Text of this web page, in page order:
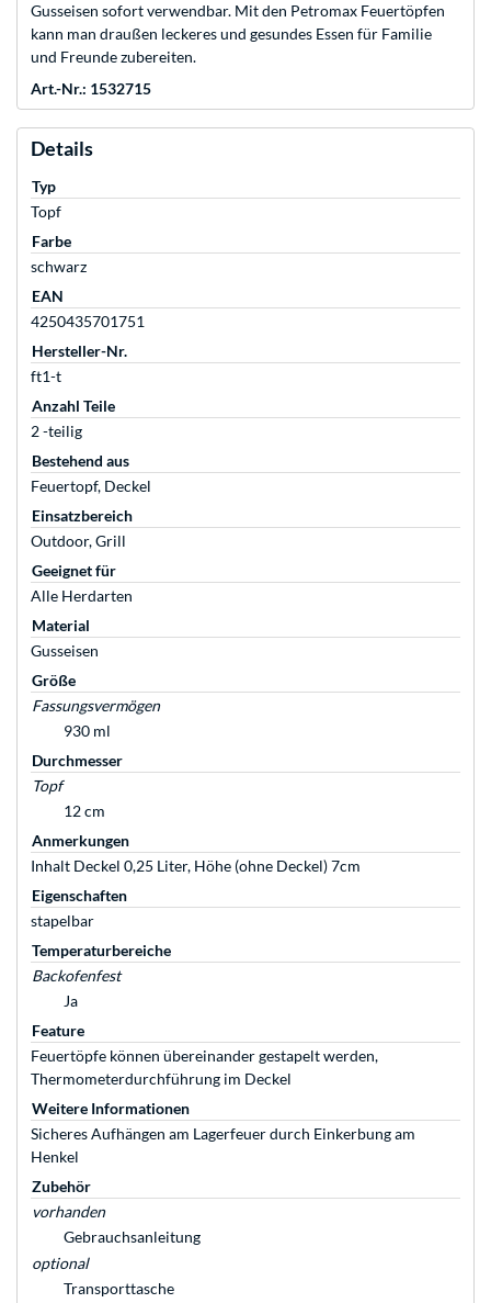
Gusseisen sofort verwendbar. Mit den Petromax Feuertöpfen
kann man draußen leckeres und gesundes Essen für Familie
und Freunde zubereiten.
Art.-Nr.: 1532715
Details
Typ
Topf
Farbe
schwarz
EAN
4250435701751
Hersteller-Nr.
ft1-t
Anzahl Teile
2 -teilig
Bestehend aus
Feuertopf, Deckel
Einsatzbereich
Outdoor, Grill
Geeignet für
Alle Herdarten
Material
Gusseisen
Größe
Fassungsvermögen
930 ml
Durchmesser
Topf
12 cm
Anmerkungen
Inhalt Deckel 0,25 Liter, Höhe (ohne Deckel) 7cm
Eigenschaften
stapelbar
Temperaturbereiche
Backofenfest
Ja
Feature
Feuertöpfe können übereinander gestapelt werden,
Thermometerdurchführung im Deckel
Weitere Informationen
Sicheres Aufhängen am Lagerfeuer durch Einkerbung am
Henkel
Zubehör
vorhanden
Gebrauchsanleitung
optional
Transporttasche